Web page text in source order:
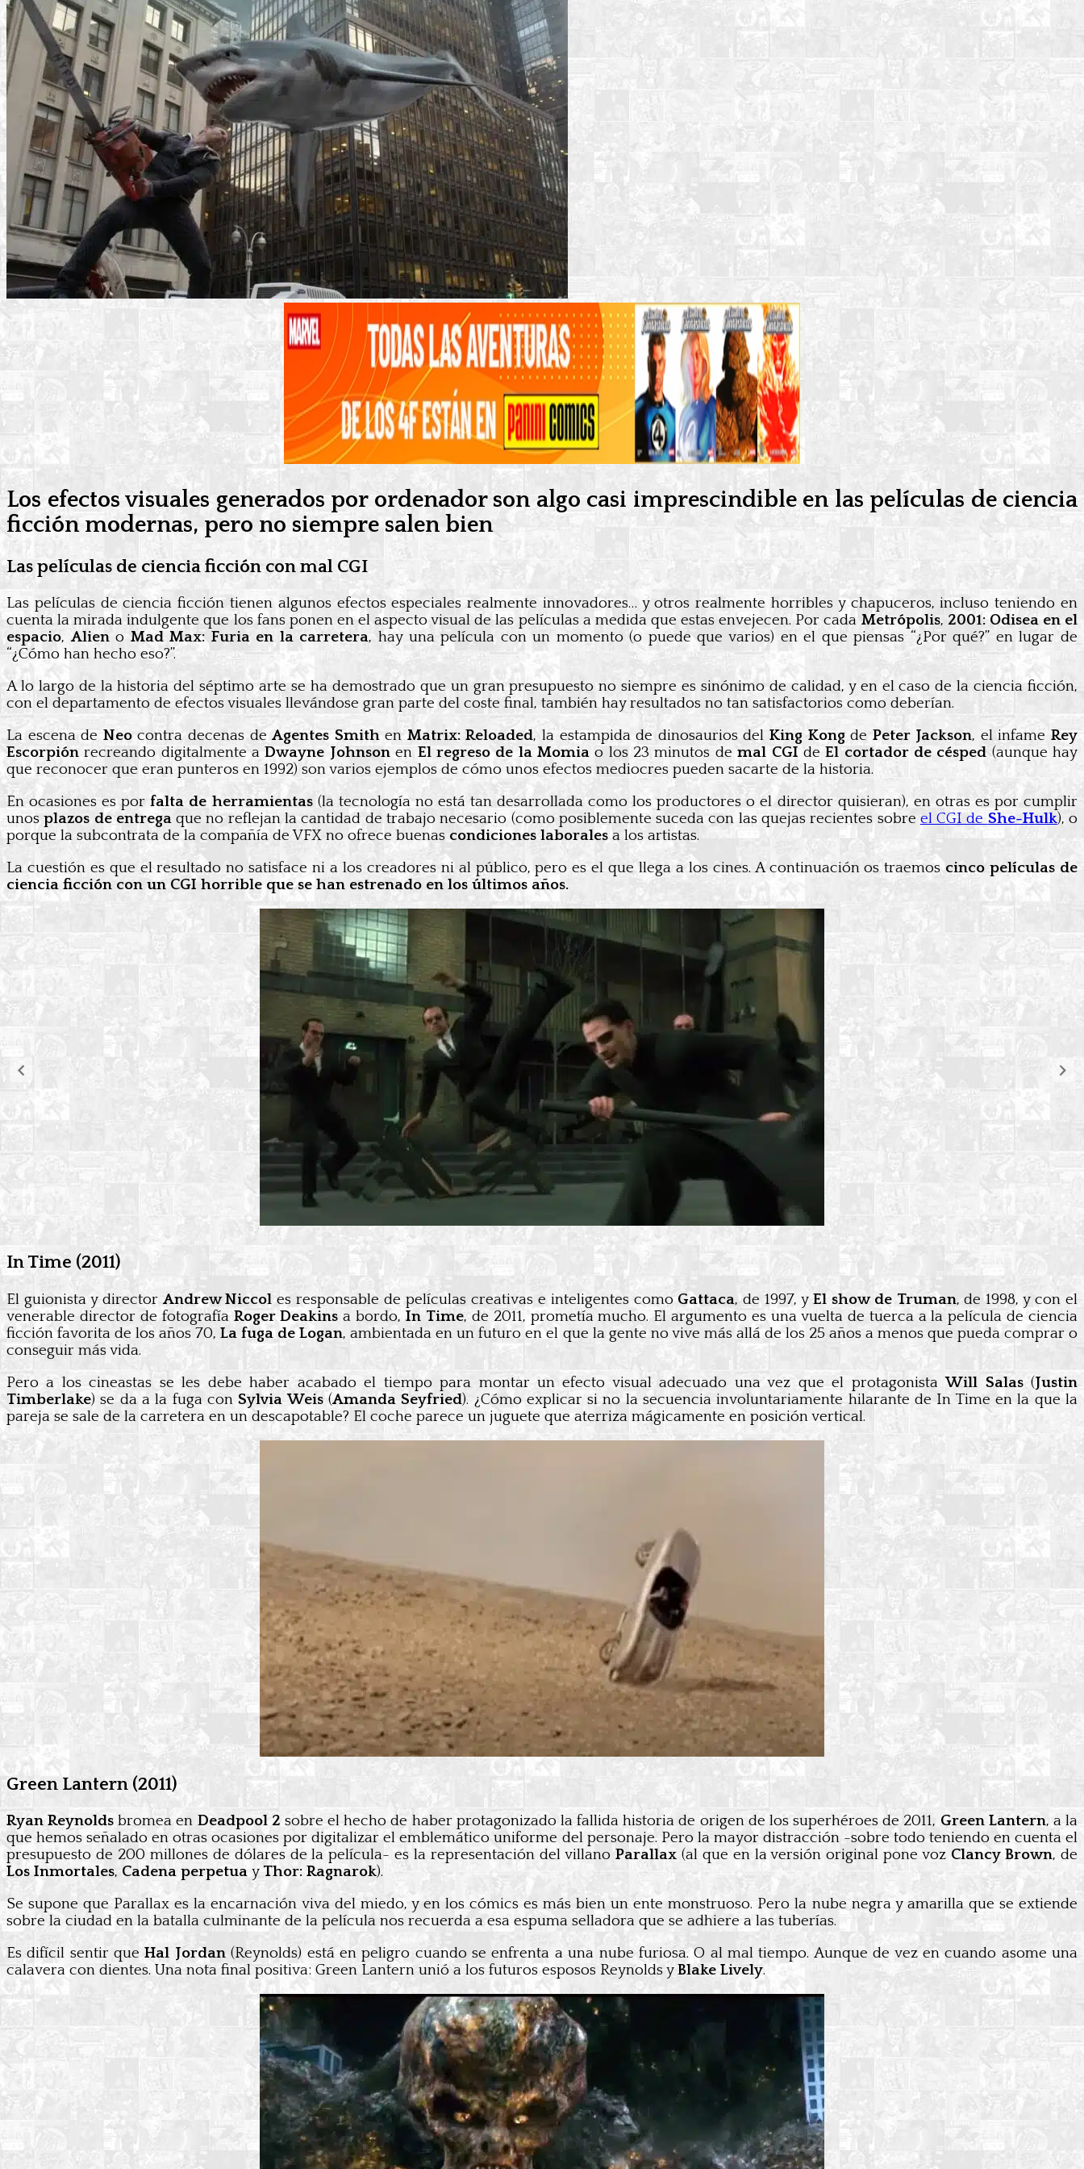
Los efectos visuales generados por ordenador son algo casi imprescindible en las películas de ciencia
ficción modernas, pero no siempre salen bien
Las películas de ciencia ficción con mal CGI
Las películas de ciencia ficción tienen algunos efectos especiales realmente innovadores… y otros realmente horribles y chapuceros, incluso teniendo en
cuenta la mirada indulgente que los fans ponen en el aspecto visual de las películas a medida que estas envejecen. Por cada Metrópolis, 2001: Odisea en el
espacio,Alieno Mad Max: Furia en la carretera, hay una película con un momento (o puede que varios) en el que piensas “¿Por qué?” en lugar de
“¿Cómo han hecho eso?”.
A lo largo de la historia del séptimo arte se ha demostrado que un gran presupuesto no siempre es sinónimo de calidad, y en el caso de la ciencia ficción,
con el departamento de efectos visuales llevándose gran parte del coste final, también hay resultados no tan satisfactorios como deberían.
La escena de Neocontra decenas deAgentes SmithenMatrix: Reloaded, la estampida de dinosaurios del King Kongde Peter Jackson, el infameRey
Escorpiónrecreando digitalmente aDwayne Johnsonen El regreso de la Momiao los 23 minutos demal CGI deEl cortador de césped (aunque hay
que reconocer que eran punteros en 1992) son varios ejemplos de cómo unos efectos mediocres pueden sacarte de la historia.
En ocasiones es porfalta de herramientas (la tecnología no está tan desarrollada como los productores o el director quisieran), en otras es por cumplir
unosplazos de entregaque no reflejan la cantidad de trabajo necesario (como posiblemente suceda con las quejas recientes sobre el CGI de She-Hulk), o
porque la subcontrata de la compañía de VFX no ofrece buenas condiciones laborales a los artistas.
La cuestión es que el resultado no satisface ni a los creadores ni al público, pero es el que llega a los cines. A continuación os traemos cinco películas de
ciencia ficción con un CGI horrible que se han estrenado en los últimos años.
In Time (2011)
El guionista y directorAndrew Niccoles responsable de películas creativas e inteligentes como Gattaca, de 1997, y El show de Truman, de 1998, y con el
venerable director de fotografía Roger Deakinsa bordo,In Time, de 2011, prometía mucho. El argumento es una vuelta de tuerca a la película de ciencia
ficción favorita de los años 70,La fuga de Logan, ambientada en un futuro en el que la gente no vive más allá de los 25 años a menos que pueda comprar o
conseguir más vida.
Pero a los cineastas se les debe haber acabado el tiempo para montar un efecto visual adecuado una vez que el protagonistaWill Salas(Justin
Timberlake) se da a la fuga conSylvia Weis (Amanda Seyfried). ¿Cómo explicar si no la secuencia involuntariamente hilarante de In Time en la que la
pareja se sale de la carretera en un descapotable? El coche parece un juguete que aterriza mágicamente en posición vertical.
Green Lantern (2011)
Ryan Reynolds bromea en Deadpool 2 sobre el hecho de haber protagonizado la fallida historia de origen de los superhéroes de 2011, Green Lantern, a la
que hemos señalado en otras ocasiones por digitalizar el emblemático uniforme del personaje. Pero la mayor distracción -sobre todo teniendo en cuenta el
presupuesto de 200 millones de dólares de la película- es la representación del villano Parallax (al que en la versión original pone voz Clancy Brown, de
Los Inmortales, Cadena perpetua y Thor: Ragnarok).
Se supone que Parallax es la encarnación viva del miedo, y en los cómics es más bien un ente monstruoso. Pero la nube negra y amarilla que se extiende
sobre la ciudad en la batalla culminante de la película nos recuerda a esa espuma selladora que se adhiere a las tuberías.
Es difícil sentir queHal Jordan(Reynolds) está en peligro cuando se enfrenta a una nube furiosa. O al mal tiempo. Aunque de vez en cuando asome una
calavera con dientes. Una nota final positiva: Green Lantern unió a los futuros esposos Reynolds yBlake Lively.